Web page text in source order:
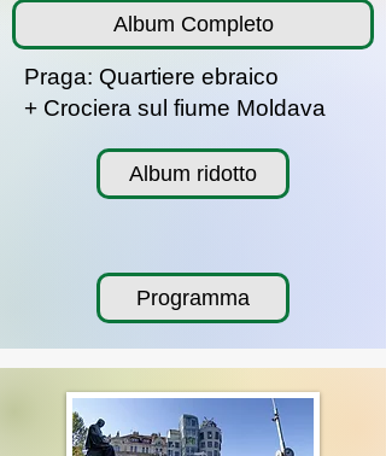
Album Completo
Praga: Quartiere ebraico
+ Crociera sul fiume Moldava
Album ridotto
Programma